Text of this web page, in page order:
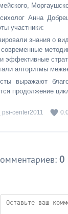
Анна
участники:
знания о
эффективные
алгоритмы
выражают
продолжение
psi-center2011 0.0
: 0